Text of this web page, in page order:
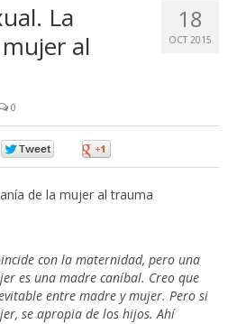
18
OCT 2015
La
al
0
de la mujer al trauma
con la maternidad, pero una
es una madre caníbal. Creo que
entre madre y mujer. Pero si
se apropia de los hijos. Ahí